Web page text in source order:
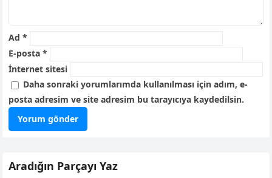
Ad*
E-posta*
İnternet sitesi
Daha sonraki yorumlarımda kullanılması için adım, e-
posta adresim ve site adresim bu tarayıcıya kaydedilsin.
Aradığın Parçayı Yaz